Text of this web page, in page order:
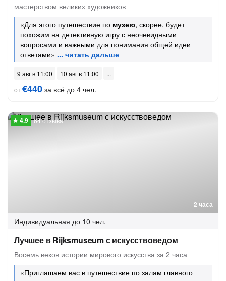
мастерством великих художников
«Для этого путешествие по музею, скорее, будет
похожим на детективную игру с неочевидными
вопросами и важными для понимания общей идеи
ответами»
9 авг в 11:00
10 авг в 11:00
от€440 за всё до 4 чел.
2 часа
64 отзыва
Индивидуальная до 10 чел.
Лучшее в Rijksmuseum с искусствоведом
Восемь веков истории мирового искусства за 2 часа
«Приглашаем вас в путешествие по залам главного